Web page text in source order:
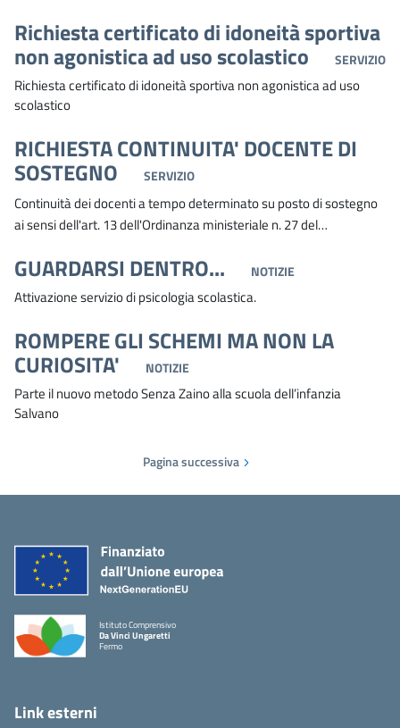
Richiesta certificato di idoneità sportiva
non agonistica ad uso scolastico SERVIZIO
Richiesta certificato di idoneità sportiva non agonistica ad uso
scolastico
RICHIESTA CONTINUITA' DOCENTE DI
SOSTEGNO SERVIZIO
Continuità dei docenti a tempo determinato su posto di sostegno
ai sensi dell'art. 13 dell'Ordinanza ministeriale n. 27 del…
GUARDARSI DENTRO... NOTIZIE
Attivazione servizio di psicologia scolastica.
ROMPERE GLI SCHEMI MA NON LA
CURIOSITA' NOTIZIE
Parte il nuovo metodo Senza Zaino alla scuola dell’infanzia
Salvano
Pagina successiva
Istituto Comprensivo
Da Vinci Ungaretti
Fermo
Link esterni